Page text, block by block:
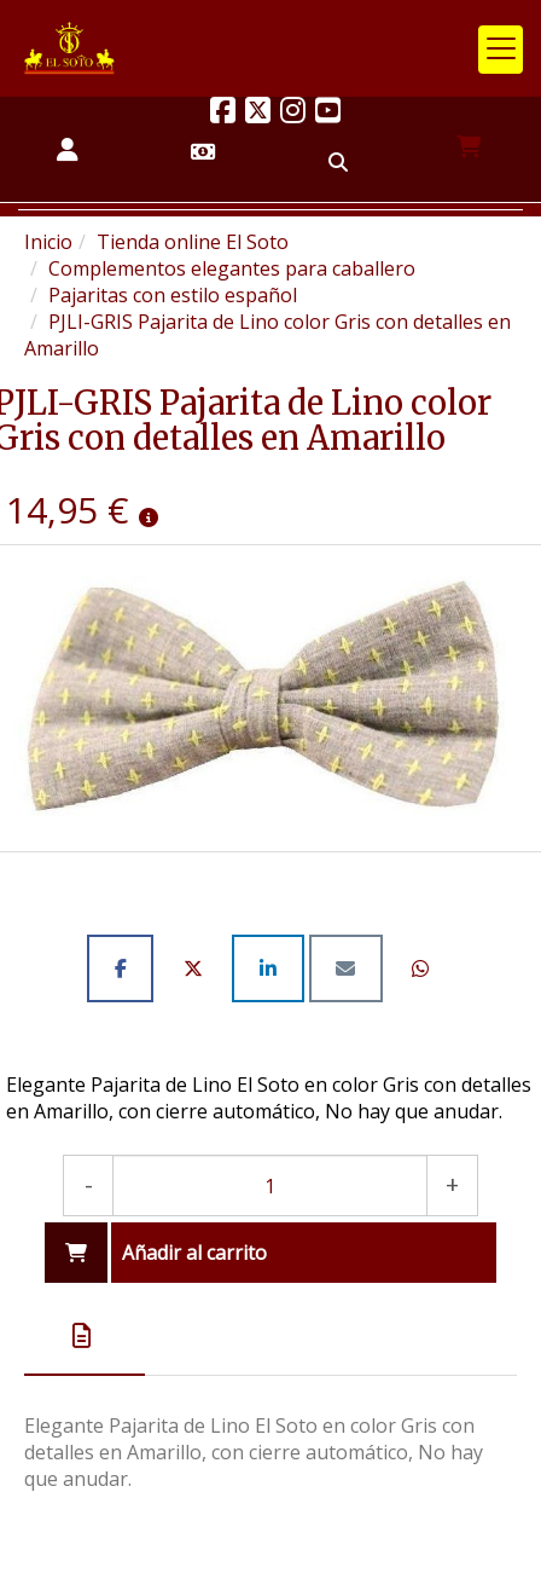
Inicio
Tienda online El Soto
Complementos elegantes para caballero
Pajaritas con estilo español
PJLI-GRIS Pajarita de Lino color Gris con detalles en
Amarillo
GRIS Pajarita de Lino color
con detalles en Amarillo
14,95 €
Elegante Pajarita de Lino El Soto en color Gris con detalles
en Amarillo, con cierre automático, No hay que anudar.
- +
Añadir al carrito
Elegante Pajarita de Lino El Soto en color Gris con
detalles en Amarillo, con cierre automático, No hay
que anudar.